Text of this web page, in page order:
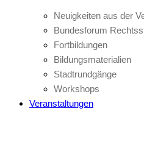
Neuigkeiten aus der
Bundesforum
Fortbildungen
Bildungsmaterialien
Stadtrundgänge
Workshops
Veranstaltungen